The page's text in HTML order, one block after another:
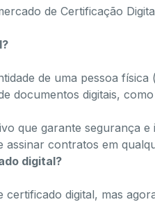
de Certificação
de uma pessoa
documentos digitais,
que garante segurança
assinar contratos em
digital?
certificado digital, mas